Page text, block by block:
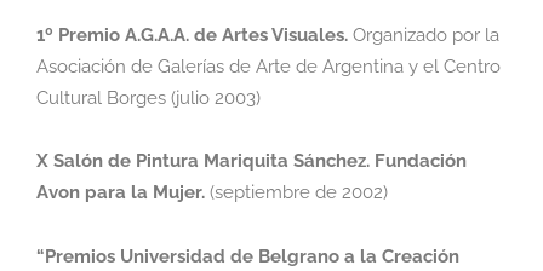
1º Premio A.G.A.A. de Artes Visuales. Organizado por la
Asociación de Galerías de Arte de Argentina y el Centro
Cultural Borges (julio 2003)
X Salón de Pintura Mariquita Sánchez. Fundación
Avon para la Mujer. (septiembre de 2002)
“Premios Universidad de Belgrano a la Creación